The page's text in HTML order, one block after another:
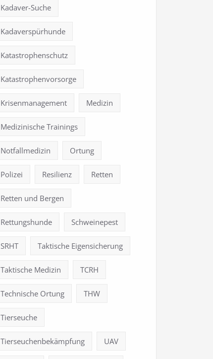
Kadaver-Suche
Kadaverspürhunde
Katastrophenschutz
Katastrophenvorsorge
Krisenmanagement Medizin
Medizinische Trainings
Notfallmedizin Ortung
Polizei Resilienz Retten
Retten und Bergen
Rettungshunde Schweinepest
SRHT Taktische Eigensicherung
Taktische Medizin TCRH
Technische Ortung THW
Tierseuche
Tierseuchenbekämpfung UAV